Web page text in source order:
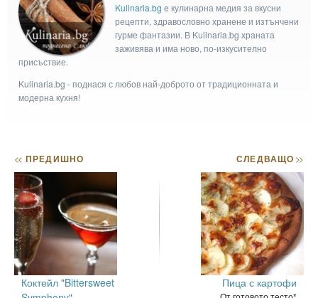
Kulinaria.bg e кулинарна медия за вкусни
рецепти, здравословно хранене и изтънчени
гурме фантазии. В Kulinaria.bg храната
заживява и има ново, по-изкусително
присъствие.
Kulinaria.bg - поднася с любов най-доброто от традиционната и
модерна кухня!
<< ПРЕДИШНО
Коктейл "Bittersweet
СЛЕДВАЩО>>
Пица с картофи